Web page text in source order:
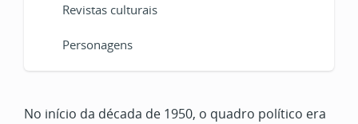
Revistas culturais
Personagens
No início da década de 1950, o quadro político era